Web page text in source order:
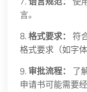
言。
8.格式要求：
符
格式要求（如字
9. 审批流程：
了
申请书可能需要